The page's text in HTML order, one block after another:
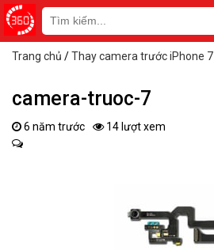
Trang chủ /Thay camera trước iPhone 7
camera-truoc-7
6 năm trước 14 lượt xem